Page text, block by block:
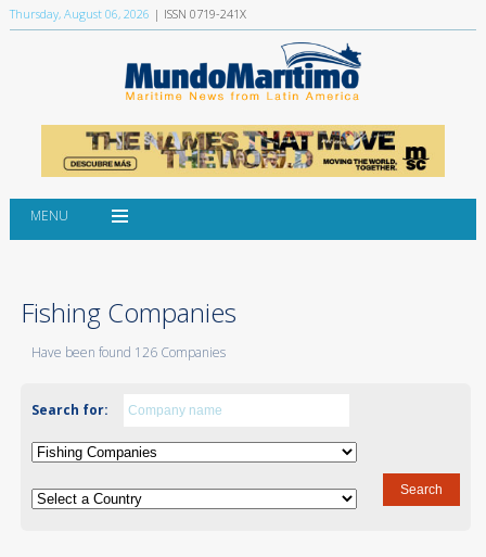
Thursday, August 06, 2026 | ISSN 0719-241X
MENU
Fishing Companies
Have been found 126 Companies
Search for: